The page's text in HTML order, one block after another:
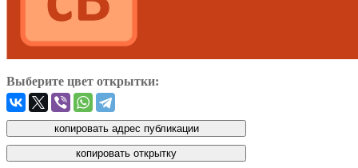
Выберите цвет открытки: